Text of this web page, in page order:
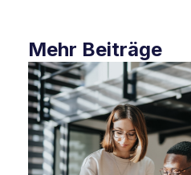
Mehr Beiträge